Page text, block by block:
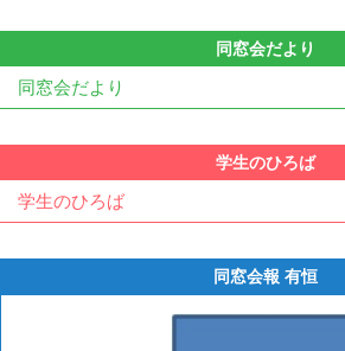
同窓会だより
同窓会だより
学生のひろば
学生のひろば
同窓会報 有恒